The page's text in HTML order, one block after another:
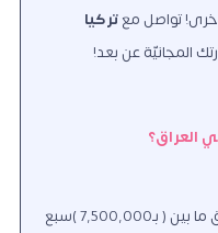
تواصل معتركيا
المجانيّة عن بعد!
العراق؟
سعر عملية تبديل مفصل الورك في العراق ما بين ( بـ7,500,000 )سبع